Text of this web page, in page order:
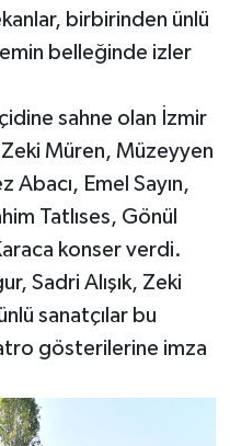
birbirinden ünlü
belleğinde izler
sahne olan İzmir
Zeki Müren, Müzeyyen
Abacı, Emel Sayın,
Tatlıses, Gönül
konser verdi.
Sadri Alışık, Zeki
sanatçılar bu
gösterilerine imza